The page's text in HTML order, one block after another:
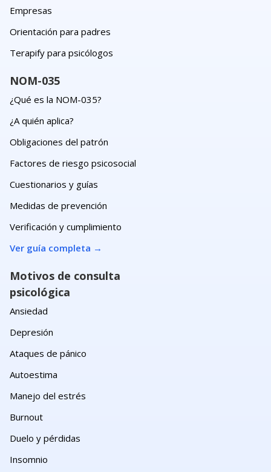
Empresas
Orientación para padres
Terapify para psicólogos
NOM-035
¿Qué es la NOM-035?
¿A quién aplica?
Obligaciones del patrón
Factores de riesgo psicosocial
Cuestionarios y guías
Medidas de prevención
Verificación y cumplimiento
Ver guía completa →
Motivos de consulta
psicológica
Ansiedad
Depresión
Ataques de pánico
Autoestima
Manejo del estrés
Burnout
Duelo y pérdidas
Insomnio